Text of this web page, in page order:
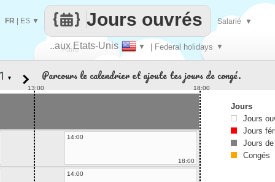
Faire
..aux Etats-Unis ▼ | Federal holidays ▼
Jours ouvrés
FR ES ▼ Salarié ▼
▼ Parcours le calendrier et ajoute tes jours de congé.
13:00 18:00
14:00
18:00
14:00
Jours
Jours
Jours
Jours
Congés